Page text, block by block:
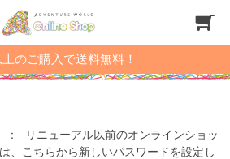
のご購入で送料無料！
:
リニューアル以前のオンラインショッ
、こちらから新しいパスワードを設定し